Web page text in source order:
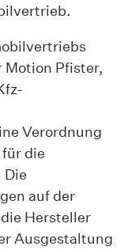
Motion Pfister,
Verordnung
die
Die
auf der
Hersteller
Ausgestaltung